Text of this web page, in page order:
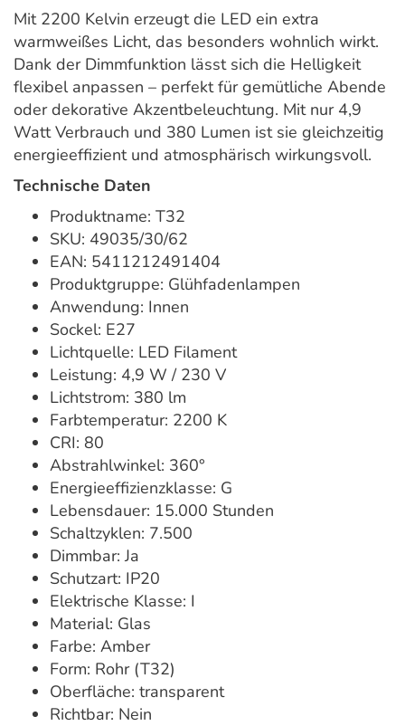
Mit 2200 Kelvin erzeugt die LED ein extra
warmweißes Licht, das besonders wohnlich wirkt.
Dank der Dimmfunktion lässt sich die Helligkeit
flexibel anpassen – perfekt für gemütliche Abende
oder dekorative Akzentbeleuchtung. Mit nur 4,9
Watt Verbrauch und 380 Lumen ist sie gleichzeitig
energieeffizient und atmosphärisch wirkungsvoll.
Technische Daten
Produktname: T32
SKU: 49035/30/62
EAN: 5411212491404
Produktgruppe: Glühfadenlampen
Anwendung: Innen
Sockel: E27
Lichtquelle: LED Filament
Leistung: 4,9 W / 230 V
Lichtstrom: 380 lm
Farbtemperatur: 2200 K
CRI: 80
Abstrahlwinkel: 360°
Energieeffizienzklasse: G
Lebensdauer: 15.000 Stunden
Schaltzyklen: 7.500
Dimmbar: Ja
Schutzart: IP20
Elektrische Klasse: I
Material: Glas
Farbe: Amber
Form: Rohr (T32)
Oberfläche: transparent
Richtbar: Nein